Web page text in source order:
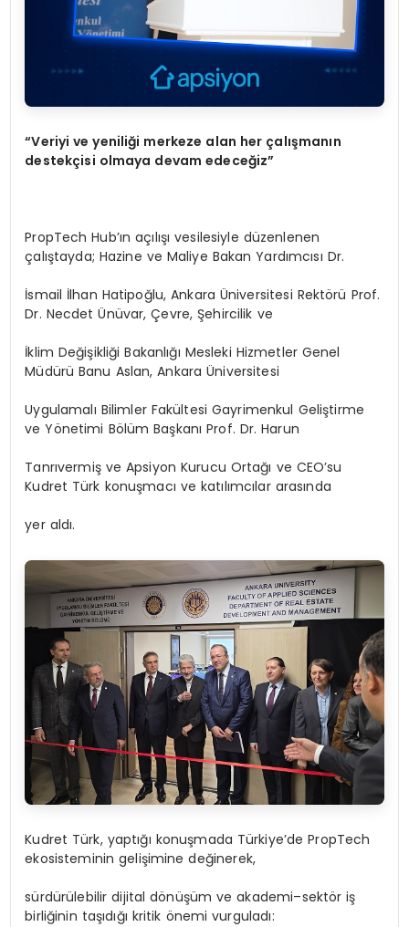
“Veriyi ve yeniliği merkeze alan her çalışmanın
destekçisi olmaya devam edeceğiz”
PropTech Hub’ın açılışı vesilesiyle düzenlenen
çalıştayda; Hazine ve Maliye Bakan Yardımcısı Dr.
İsmail İlhan Hatipoğlu, Ankara Üniversitesi Rektörü Prof.
Dr. Necdet Ünüvar, Çevre, Şehircilik ve
İklim Değişikliği Bakanlığı Mesleki Hizmetler Genel
Müdürü Banu Aslan, Ankara Üniversitesi
Uygulamalı Bilimler Fakültesi Gayrimenkul Geliştirme
ve Yönetimi Bölüm Başkanı Prof. Dr. Harun
Tanrıvermiş ve Apsiyon Kurucu Ortağı ve CEO’su
Kudret Türk konuşmacı ve katılımcılar arasında
yer aldı.
Kudret Türk, yaptığı konuşmada Türkiye’de PropTech
ekosisteminin gelişimine değinerek,
sürdürülebilir dijital dönüşüm ve akademi–sektör iş
birliğinin taşıdığı kritik önemi vurguladı: